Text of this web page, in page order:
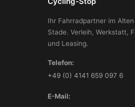
Ihr Fahrradpartner im
Stade. Verleih, Werkstatt,
und Leasing.
Telefon:
+49 (0) 4141 659 097 6
E-Mail: